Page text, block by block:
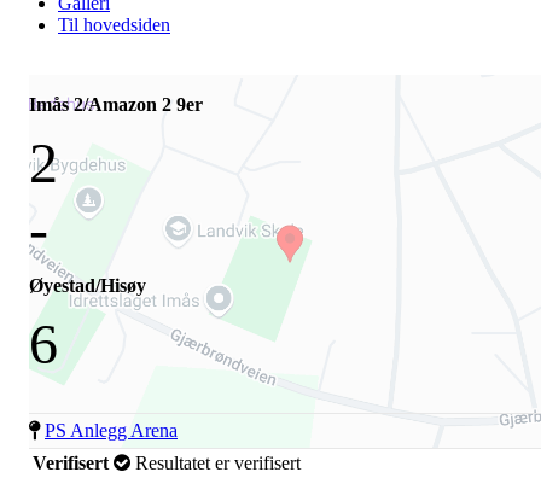
Til hovedsiden
Imås 2/Amazon 2 9er
2
-
Øyestad/Hisøy
6
PS Anlegg Arena
Verifisert
Resultatet er verifisert